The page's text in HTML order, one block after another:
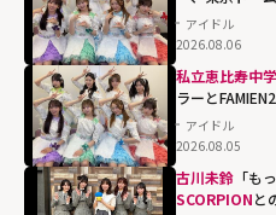
アイドル
2026.08.06
私立恵比寿中学
ラーと
アイドル
2026.08.05
古川未鈴 「も
SCORPIONと